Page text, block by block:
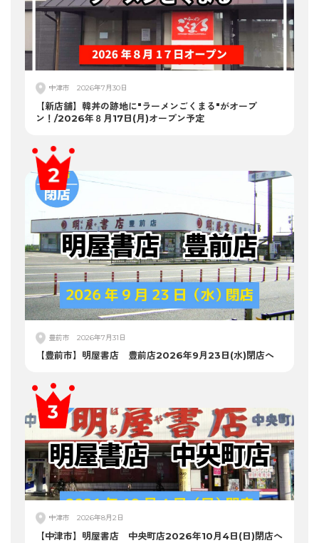
中津市 2026年7月30日
【新店舗】韓丼の跡地に"ラーメンごくまる"がオープ
ン！/2026年８月17日(月)オープン予定
豊前市 2026年7月31日
【豊前市】明屋書店 豊前店2026年9月23日(水)閉店へ
中津市 2026年8月2日
【中津市】明屋書店 中央町店2026年10月4日(日)閉店へ